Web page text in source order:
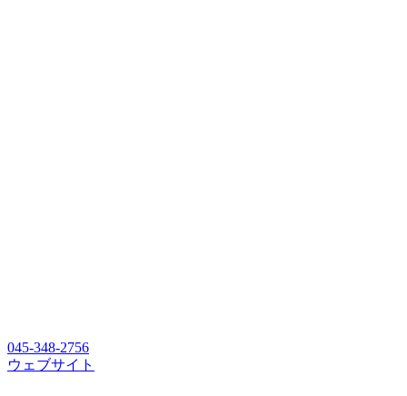
045-348-2756
ウェブサイト